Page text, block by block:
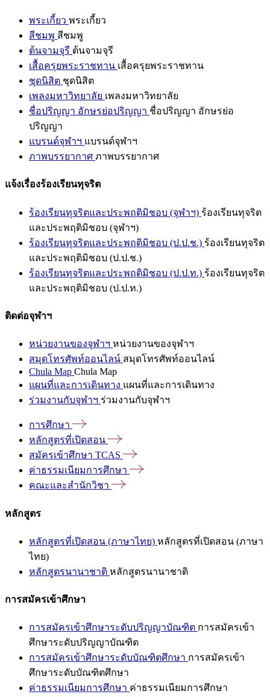
พระเกี้ยว พระเกี้ยว
สีชมพู สีชมพู
ต้นจามจุรี ต้นจามจุรี
เสื้อครุยพระราชทาน เสื้อครุยพระราชทาน
ชุดนิสิต ชุดนิสิต
เพลงมหาวิทยาลัย เพลงมหาวิทยาลัย
ชื่อปริญญา อักษรย่อปริญญา ชื่อปริญญา อักษรย่อ
ปริญญา
แบรนด์จุฬาฯ แบรนด์จุฬาฯ
ภาพบรรยากาศ ภาพบรรยากาศ
แจ้งเรื่องร้องเรียนทุจริต
ร้องเรียนทุจริตและประพฤติมิชอบ (จุฬาฯ) ร้องเรียนทุจริต
และประพฤติมิชอบ (จุฬาฯ)
ร้องเรียนทุจริตและประพฤติมิชอบ (ป.ป.ช.) ร้องเรียนทุจริต
และประพฤติมิชอบ (ป.ป.ช.)
ร้องเรียนทุจริตและประพฤติมิชอบ (ป.ป.ท.) ร้องเรียนทุจริต
และประพฤติมิชอบ (ป.ป.ท.)
ติดต่อจุฬาฯ
หน่วยงานของจุฬาฯ หน่วยงานของจุฬาฯ
สมุดโทรศัพท์ออนไลน์ สมุดโทรศัพท์ออนไลน์
Chula Map Chula Map
แผนที่และการเดินทาง แผนที่และการเดินทาง
ร่วมงานกับจุฬาฯ ร่วมงานกับจุฬาฯ
การศึกษา
หลักสูตรที่เปิดสอน
สมัครเข้าศึกษา TCAS
ค่าธรรมเนียมการศึกษา
คณะและสำนักวิชา
หลักสูตร
หลักสูตรที่เปิดสอน (ภาษาไทย) หลักสูตรที่เปิดสอน (ภาษา
ไทย)
หลักสูตรนานาชาติ หลักสูตรนานาชาติ
การสมัครเข้าศึกษา
การสมัครเข้าศึกษาระดับปริญญาบัณฑิต การสมัครเข้า
ศึกษาระดับปริญญาบัณฑิต
การสมัครเข้าศึกษาระดับบัณฑิตศึกษา การสมัครเข้า
ศึกษาระดับบัณฑิตศึกษา
ค่าธรรมเนียมการศึกษา ค่าธรรมเนียมการศึกษา